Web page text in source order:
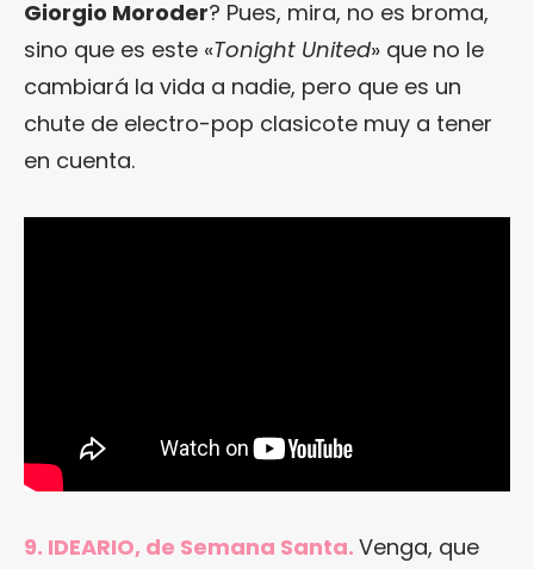
Giorgio Moroder? Pues, mira, no es broma,
sino que es este «Tonight United» que no le
cambiará la vida a nadie, pero que es un
chute de electro-pop clasicote muy a tener
en cuenta.
9. IDEARIO, de Semana Santa. Venga, que